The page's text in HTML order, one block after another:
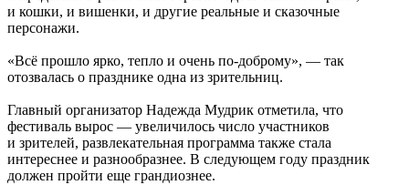
и кошки, и вишенки, и другие реальные и сказочные
персонажи.
«Всё прошло ярко, тепло и очень по-доброму», — так
отозвалась о празднике одна из зрительниц.
Главный организатор Надежда Мудрик отметила, что
фестиваль вырос — увеличилось число участников
и зрителей, развлекательная программа также стала
интереснее и разнообразнее. В следующем году праздник
должен пройти еще грандиознее.